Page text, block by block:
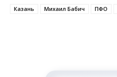
Казань Михаил Бабич ПФО